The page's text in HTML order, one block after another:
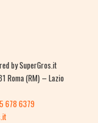
by SuperGros.it
Roma (RM) – Lazio
678 6379